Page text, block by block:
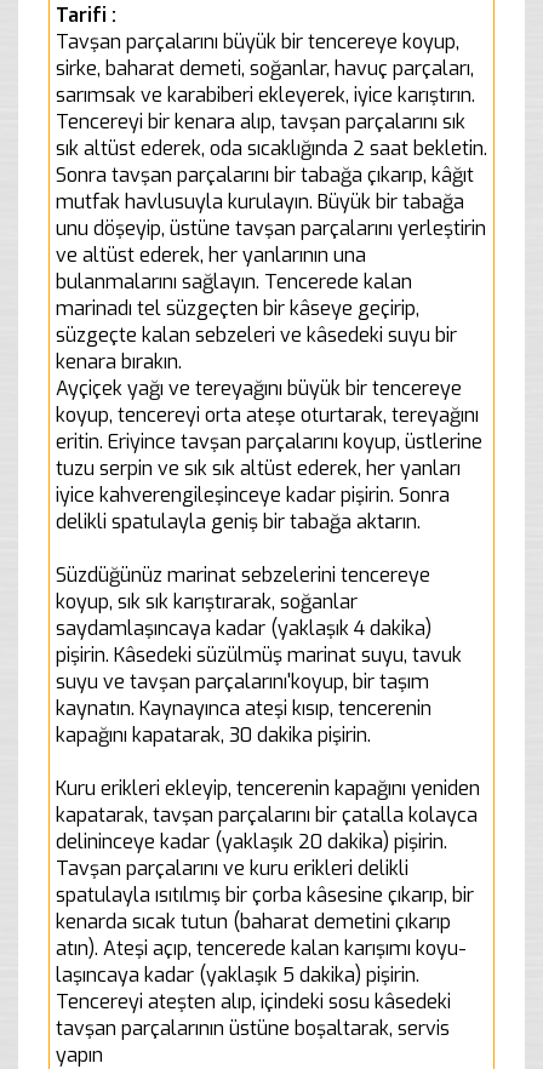
Tarifi :
Tavşan parçalarını büyük bir tencereye koyup,
sirke, baharat demeti, soğanlar, havuç parçaları,
sarımsak ve karabiberi ekleyerek, iyice karıştırın.
Tencereyi bir kenara alıp, tavşan parçalarını sık
sık altüst ederek, oda sıcaklığında 2 saat bekletin.
Sonra tavşan parçalarını bir tabağa çıkarıp, kâğıt
mutfak havlusuyla kurulayın. Büyük bir tabağa
unu döşeyip, üstüne tavşan parçalarını yerleştirin
ve altüst ederek, her yanlarının una
bulanmalarını sağlayın. Tencerede kalan
marinadı tel süzgeçten bir kâseye geçirip,
süzgeçte kalan sebzeleri ve kâsedeki suyu bir
kenara bırakın.
Ayçiçek yağı ve tereyağını büyük bir tencereye
koyup, tencereyi orta ateşe oturtarak, tereyağını
eritin. Eriyince tavşan parçalarını koyup, üstlerine
tuzu serpin ve sık sık altüst ederek, her yanları
iyice kahverengileşinceye kadar pişirin. Sonra
delikli spatulayla geniş bir tabağa aktarın.
Süzdüğünüz marinat sebzelerini tencereye
koyup, sık sık karıştırarak, soğanlar
saydamlaşıncaya kadar (yaklaşık 4 dakika)
pişirin. Kâsedeki süzülmüş marinat suyu, tavuk
suyu ve tavşan parçalarını'koyup, bir taşım
kaynatın. Kaynayınca ateşi kısıp, tencerenin
kapağını kapatarak, 30 dakika pişirin.
Kuru erikleri ekleyip, tencerenin kapağını yeniden
kapatarak, tavşan parçalarını bir çatalla kolayca
delininceye kadar (yaklaşık 20 dakika) pişirin.
Tavşan parçalarını ve kuru erikleri delikli
spatulayla ısıtılmış bir çorba kâsesine çıkarıp, bir
kenarda sıcak tutun (baharat demetini çıkarıp
atın). Ateşi açıp, tencerede kalan karışımı koyu-
laşıncaya kadar (yaklaşık 5 dakika) pişirin.
Tencereyi ateşten alıp, içindeki sosu kâsedeki
tavşan parçalarının üstüne boşaltarak, servis
yapın